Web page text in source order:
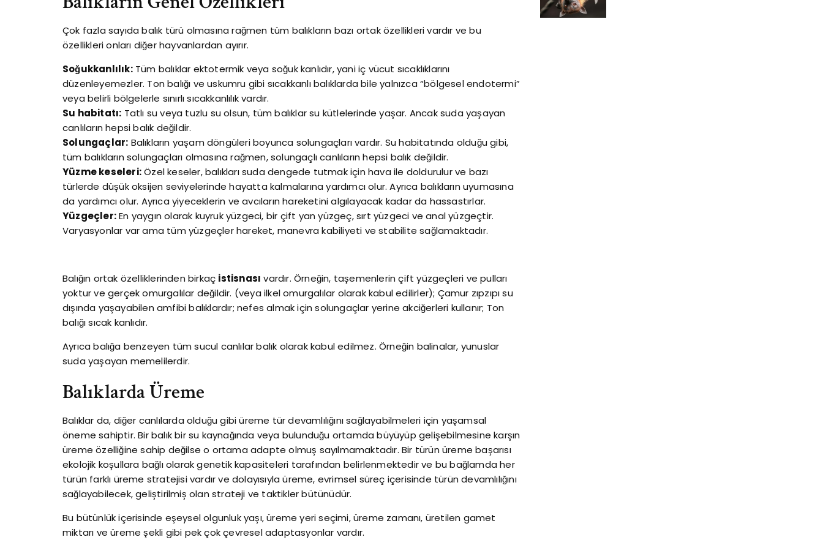
Çok fazla sayıda balık türü olmasına rağmen tüm balıkların bazı ortak özellikleri vardır ve bu
özellikleri onları diğer hayvanlardan ayırır.
Soğukkanlılık:Tüm balıklar ektotermik veya soğuk kanlıdır, yani iç vücut sıcaklıklarını
düzenleyemezler. Ton balığı ve uskumru gibi sıcakkanlı balıklarda bile yalnızca “bölgesel endotermi”
veya belirli bölgelerle sınırlı sıcakkanlılık vardır.
Su habitatı: Tatlı su veya tuzlu su olsun, tüm balıklar su kütlelerinde yaşar. Ancak suda yaşayan
canlıların hepsi balık değildir.
Solungaçlar: Balıkların yaşam döngüleri boyunca solungaçları vardır. Su habitatında olduğu gibi,
tüm balıkların solungaçları olmasına rağmen, solungaçlı canlıların hepsi balık değildir.
Yüzme keseleri:Özel keseler, balıkları suda dengede tutmak için hava ile doldurulur ve bazı
türlerde düşük oksijen seviyelerinde hayatta kalmalarına yardımcı olur. Ayrıca balıkların uyumasına
da yardımcı olur. Ayrıca yiyeceklerin ve avcıların hareketini algılayacak kadar da hassastırlar.
Yüzgeçler:En yaygın olarak kuyruk yüzgeci, bir çift yan yüzgeç, sırt yüzgeci ve anal yüzgeçtir.
Varyasyonlar var ama tüm yüzgeçler hareket, manevra kabiliyeti ve stabilite sağlamaktadır.
Balığın ortak özelliklerinden birkaç istisnası vardır. Örneğin, taşemenlerin çift yüzgeçleri ve pulları
yoktur ve gerçek omurgalılar değildir. (veya ilkel omurgalılar olarak kabul edilirler); Çamur zıpzıpı su
dışında yaşayabilen amfibi balıklardır; nefes almak için solungaçlar yerine akciğerleri kullanır; Ton
balığı sıcak kanlıdır.
Ayrıca balığa benzeyen tüm sucul canlılar balık olarak kabul edilmez. Örneğin balinalar, yunuslar
suda yaşayan memelilerdir.
Balıklarda Üreme
Balıklar da, diğer canlılarda olduğu gibi üreme tür devamlılığını sağlayabilmeleri için yaşamsal
öneme sahiptir. Bir balık bir su kaynağında veya bulunduğu ortamda büyüyüp gelişebilmesine karşın
üreme özelliğine sahip değilse o ortama adapte olmuş sayılmamaktadır. Bir türün üreme başarısı
ekolojik koşullara bağlı olarak genetik kapasiteleri tarafından belirlenmektedir ve bu bağlamda her
türün farklı üreme stratejisi vardır ve dolayısıyla üreme, evrimsel süreç içerisinde türün devamlılığını
sağlayabilecek, geliştirilmiş olan strateji ve taktikler bütünüdür.
Bu bütünlük içerisinde eşeysel olgunluk yaşı, üreme yeri seçimi, üreme zamanı, üretilen gamet
miktarı ve üreme şekli gibi pek çok çevresel adaptasyonlar vardır.